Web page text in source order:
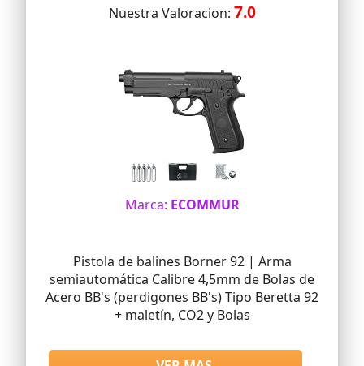
Nuestra Valoracion: 7.0
Marca: ECOMMUR
Pistola de balines Borner 92 | Arma
semiautomática Calibre 4,5mm de Bolas de
Acero BB's (perdigones BB's) Tipo Beretta 92
+ maletín, CO2 y Bolas